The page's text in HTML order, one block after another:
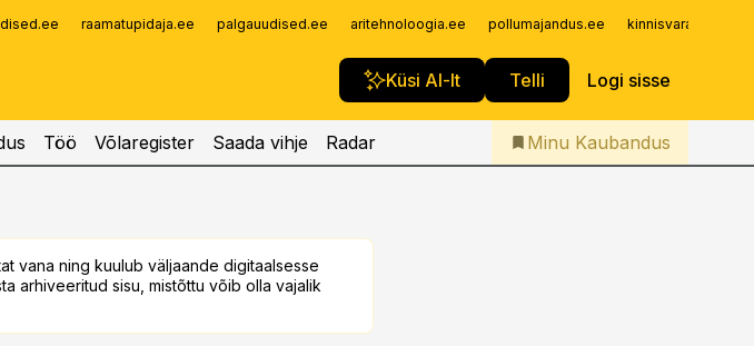
raamatupidaja.ee palgauudised.ee aritehnoloogia.ee pollumajandus.ee
Küsi AI-lt Telli Logi sisse
Iseteenindus
Telli Kaubandus
Töö Võlaregister Saada vihje Radar Minu Kaubandus
vana ning kuulub väljaande digitaalsesse
arhiveeritud sisu, mistõttu võib olla vajalik